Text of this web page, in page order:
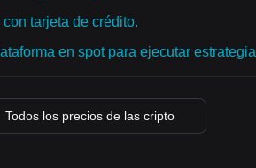
tarjeta de crédito.
en spot para ejecutar
Todos los precios de las cripto